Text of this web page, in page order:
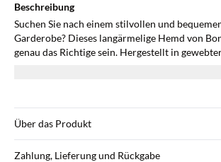
Beschreibung
Suchen Sie nach einem stilvollen und
Garderobe? Dieses langärmelige Hemd von
genau das Richtige sein. Hergestellt in
einen regulären Schnitt, der für jeden Körper
für einen lässigen Look, oder heben Sie es mit
maßgeschneiderten Hose für einen casual
diesem vielseitigen Stück sind Sie immer
es aus und spüren Sie den Unterschied.
Über das Produkt
Zahlung, Lieferung und Rückgabe